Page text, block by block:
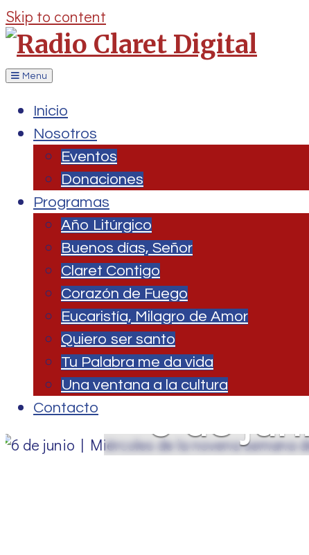
Skip to content
Menu
Inicio
Nosotros
Eventos
Donaciones
Programas
Año Litúrgico
Buenos días, Señor
Claret Contigo
Corazón de Fuego
Eucaristía, Milagro de Amor
Quiero ser santo
Tu Palabra me da vida
Una ventana a la cultura
Contacto
6 de